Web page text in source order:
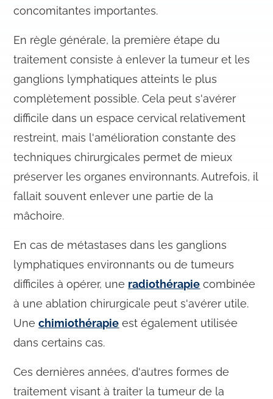
concomitantes importantes.
En règle générale, la première étape du
traitement consiste à enlever la tumeur et les
ganglions lymphatiques atteints le plus
complètement possible. Cela peut s'avérer
difficile dans un espace cervical relativement
restreint, mais l'amélioration constante des
techniques chirurgicales permet de mieux
préserver les organes environnants. Autrefois, il
fallait souvent enlever une partie de la
mâchoire.
En cas de métastases dans les ganglions
lymphatiques environnants ou de tumeurs
difficiles à opérer, une radiothérapie combinée
à une ablation chirurgicale peut s'avérer utile.
Unechimiothérapie est également utilisée
dans certains cas.
Ces dernières années, d'autres formes de
traitement visant à traiter la tumeur de la